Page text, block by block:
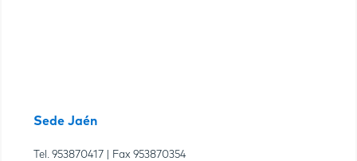
Sede Jaén
Tel. 953870417 | Fax 953870354